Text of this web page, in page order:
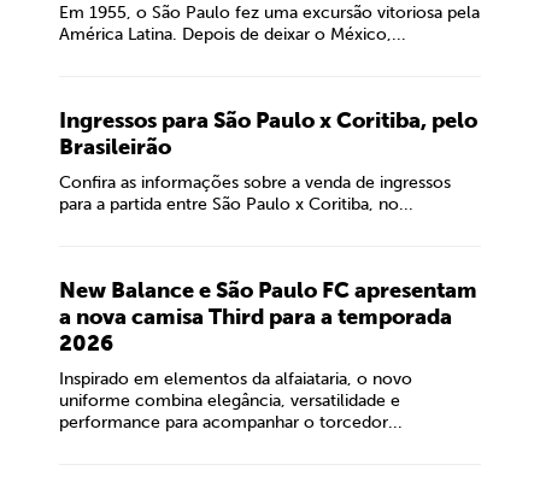
Em 1955, o São Paulo fez uma excursão vitoriosa pela
América Latina. Depois de deixar o México,...
Ingressos para São Paulo x Coritiba, pelo
Brasileirão
Confira as informações sobre a venda de ingressos
para a partida entre São Paulo x Coritiba, no...
New Balance e São Paulo FC apresentam
a nova camisa Third para a temporada
2026
Inspirado em elementos da alfaiataria, o novo
uniforme combina elegância, versatilidade e
performance para acompanhar o torcedor...